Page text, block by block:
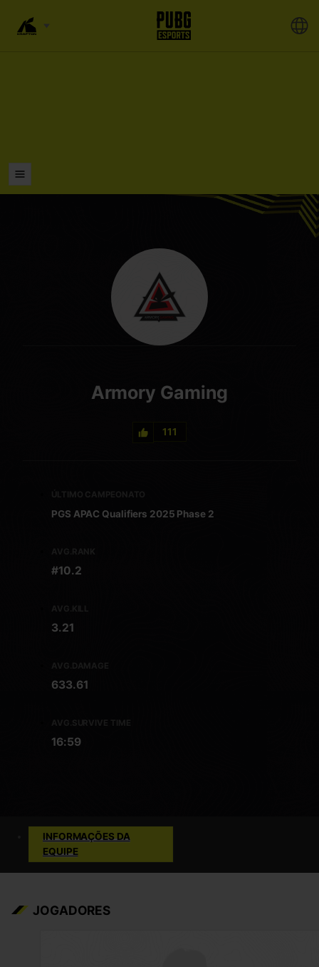
Armory Gaming
111
PGS APAC Qualifiers 2025 Phase 2
#10.2
3.21
633.61
16:59
INFORMAÇÕES DA
EQUIPE
JOGADORES